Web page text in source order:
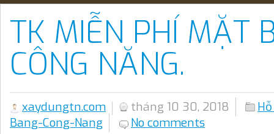
TK MIỄN PHÍ MẶT
CÔNG NĂNG.
xaydungtn.com tháng 10 30, 2018
Bang-Cong-Nang
No comments